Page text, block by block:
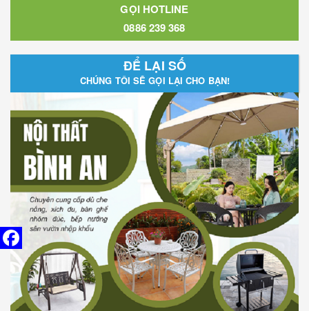
GỌI HOTLINE
0886 239 368
ĐỂ LẠI SỐ
CHÚNG TÔI SẼ GỌI LẠI CHO BẠN!